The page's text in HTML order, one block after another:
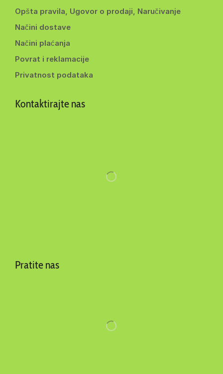
Opšta pravila, Ugovor o prodaji, Naručivanje
Načini dostave
Načini plaćanja
Povrat i reklamacije
Privatnost podataka
Kontaktirajte nas
Pratite nas